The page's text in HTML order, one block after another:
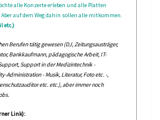
alle Konzerte erleben und alle Platten
auf dem Weg dahin sollen alle mitkommen.
etc.)
Berufen tätig gewesen (DJ, Zeitungsausträger,
Bankkaufmann, pädagogische Arbeit, IT-
Support in der Medizintechnik -
Administration - Musik, Literatur, Foto etc. -,
etc. etc.), aber immer noch
Link):